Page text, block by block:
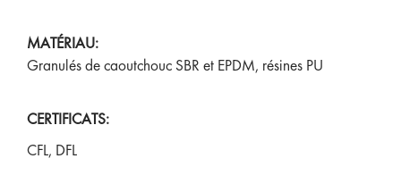
MATÉRIAU:
Granulés de caoutchouc SBR et EPDM, résines PU
CERTIFICATS:
CFL, DFL